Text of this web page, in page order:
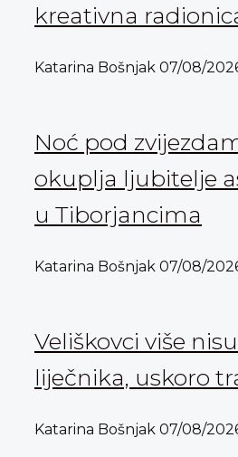
kreativna
Katarina Bošnjak 07/08/
Noć pod
okuplja ljubitelje
u Tiborjancima
Katarina Bošnjak 07/08/
Veliškovci više
liječnika, uskoro
Katarina Bošnjak 07/08/